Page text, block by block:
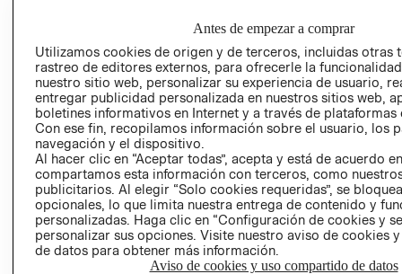
(ESPAÑOL)
PROGRAMA DE
TRANSPARENCIA
Y ÉTICA (INGLÉS)
DE INDUSTRIA Y
COMERCIO - SIC
PETICIONES
QUEJAS Y
RECLAMOS
Colombia ($)
CAMBIAR REGIÓN
Antes de empezar a comprar
Utilizamos cookies de origen y de terceros, incluidas otras
rastreo de editores externos, para ofrecerle la
nuestro sitio web, personalizar su experiencia de usuario,
entregar publicidad personalizada en nuestros sitios web,
boletines informativos en Internet y a través de plataformas
Con ese fin, recopilamos información sobre el usuario, los
navegación y el dispositivo.
Al hacer clic en “Aceptar todas”, acepta y está de acuerdo
compartamos esta información con terceros, como
publicitarios. Al elegir “Solo cookies requeridas”, se
opcionales, lo que limita nuestra entrega de contenido y
personalizadas. Haga clic en “Configuración de cookies y
personalizar sus opciones. Visite nuestro aviso de cookies
de datos para obtener más información.
Aviso de cookies y uso compartido de datos